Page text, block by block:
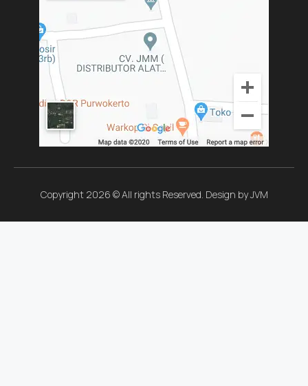
Copyright 2026 © All rights Reserved. Design by JVM